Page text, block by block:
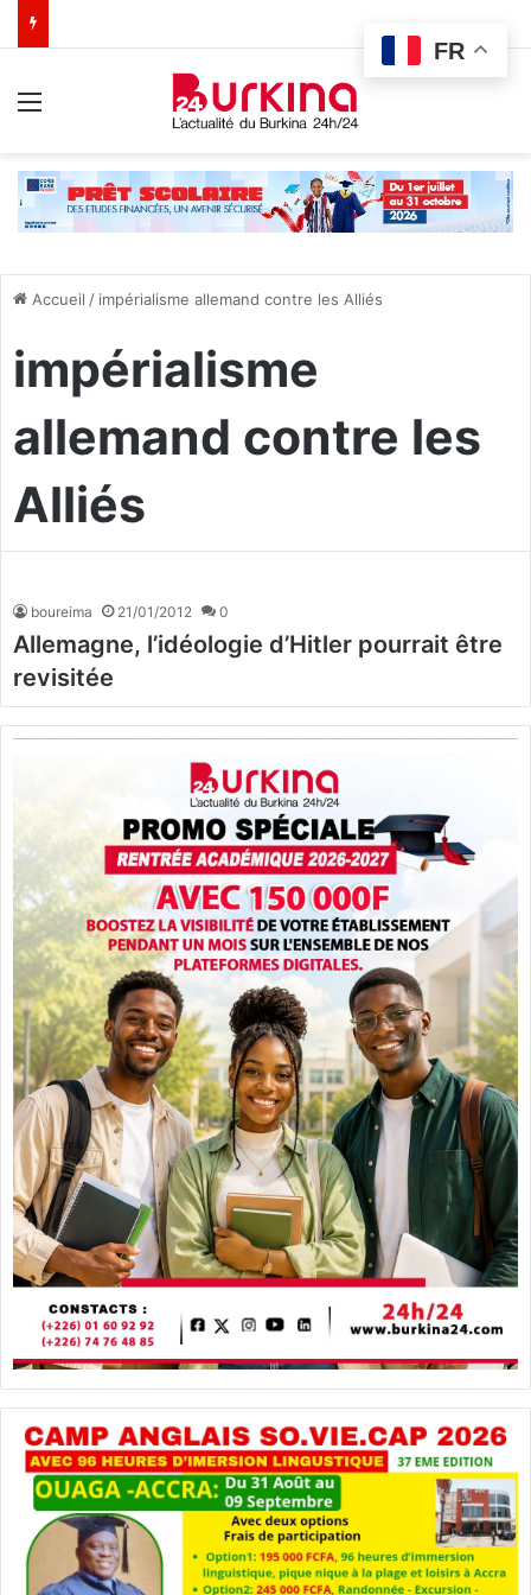
Accueil / impérialisme allemand contre les Alliés
impérialisme
allemand contre les
Alliés
boureima 21/01/2012 0
Allemagne, l’idéologie d’Hitler pourrait être
revisitée
FR